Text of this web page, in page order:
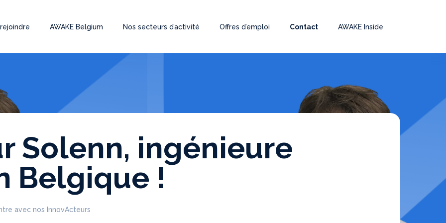
AWAKE Belgium Nos secteurs d’activité Offres d’emploi Contact AWAKE Inside
Solenn, ingénieure
Belgique !
avec nos InnovActeurs